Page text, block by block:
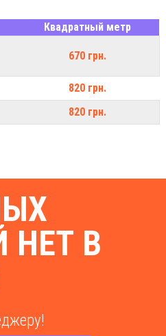
Квадратный метр
670 грн.
820 грн.
820 грн.
НЕТ В